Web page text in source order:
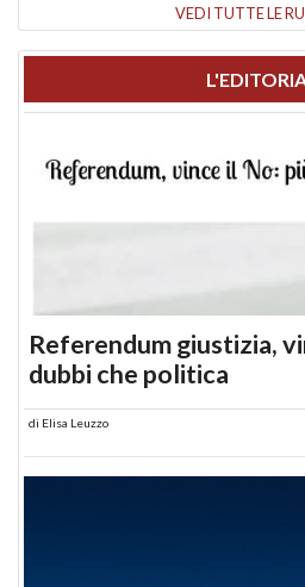
VEDI TUTTE LE
Referendum giustizia,
dubbi che politica
di Elisa Leuzzo